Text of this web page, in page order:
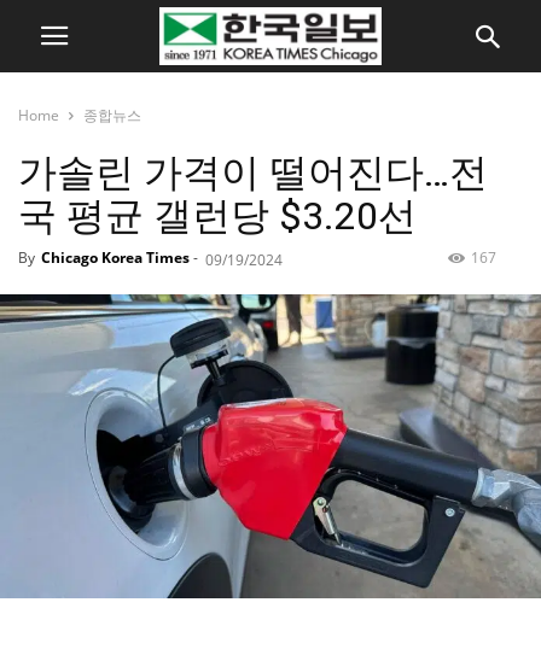
Home 종합뉴스
가솔린 가격이 떨어진다…전
국 평균 갤런당 $3.20선
By Chicago Korea Times- 09/19/2024 167